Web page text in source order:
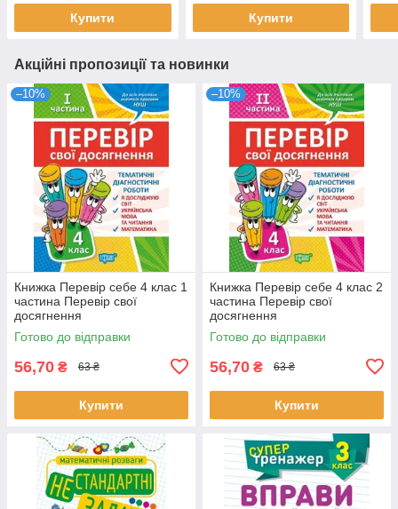
Купити Купити
Акційні пропозиції та новинки
–10%
Книжка Перевір себе 4 клас 1
частина Перевір свої
досягнення
Готово до відправки
56,70 ₴ 63 ₴
Купити
–10%
Книжка Перевір себе 4 клас 2
частина Перевір свої
досягнення
Готово до відправки
56,70 ₴ 63 ₴
Купити